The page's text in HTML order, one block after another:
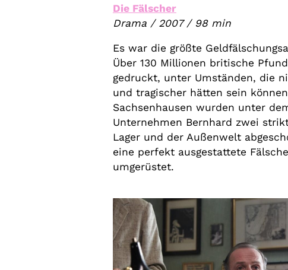
Die Fälscher
Drama / 2007 / 98 min
Es war die größte
Über 130 Millionen britische
gedruckt, unter Umständen, die
und tragischer hätten sein
Sachsenhausen wurden unter
Unternehmen Bernhard zwei
Lager und der Außenwelt
eine perfekt ausgestattete
umgerüstet.